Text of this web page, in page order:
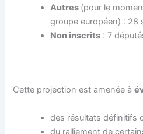
Autres (pour le
groupe européen) : 28
Non inscrits : 7
Cette projection est amenée à
des résultats définitifs
du ralliement de